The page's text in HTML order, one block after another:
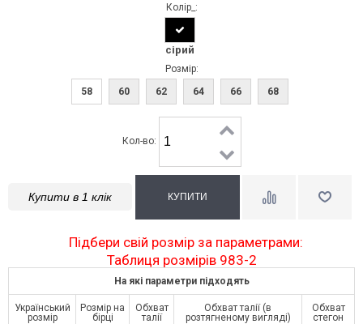
Колір_:
сірий
Розмір:
58
60 62 64 66 68
Кол-во:
Купити в 1 клік
Підбери свій розмір за параметрами:
Таблиця розмірів 983-2
На які параметри підходять
Український
розмір
Розмір на
бірці
Обхват
талії
Обхват талії (в
розтягненому вигляді)
Обхват
стегон